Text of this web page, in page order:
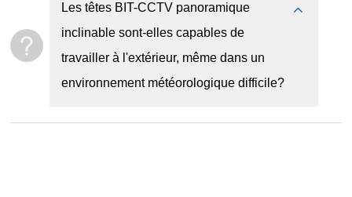
Les têtes BIT-CCTV panoramique
inclinable sont-elles capables de
travailler à l'extérieur, même dans un
environnement météorologique difficile?